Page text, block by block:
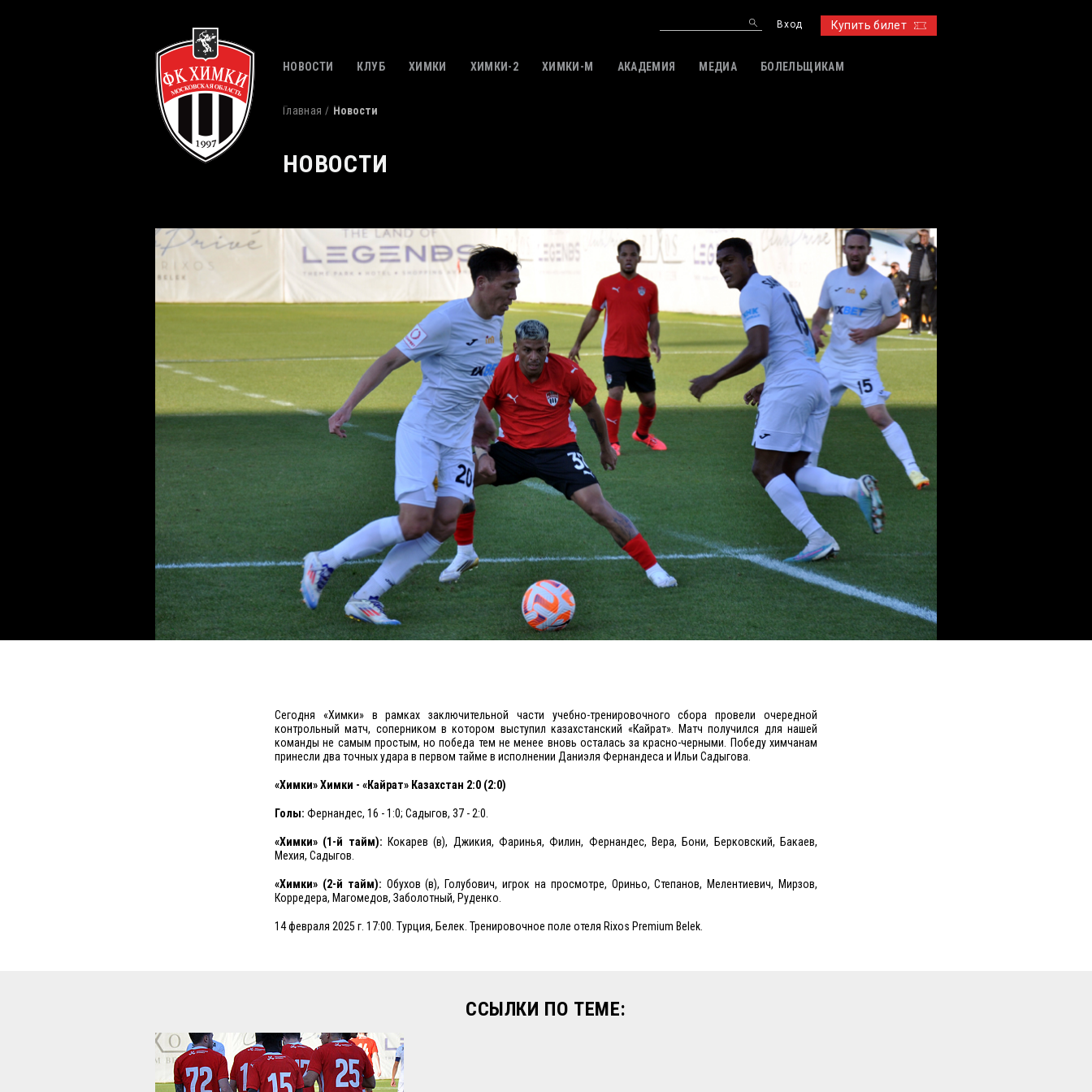
Купить билет
Вход
НОВОСТИ КЛУБ ХИМКИ ХИМКИ-2 ХИМКИ-M АКАДЕМИЯ МЕДИА БОЛЕЛЬЩИКАМ
Главная Новости
НОВОСТИ
Сегодня «Химки» в рамках заключительной части учебно-тренировочного сбора провели очередной
контрольный матч, соперником в котором выступил казахстанский «Кайрат». Матч получился для нашей
команды не самым простым, но победа тем не менее вновь осталась за красно-черными. Победу химчанам
принесли два точных удара в первом тайме в исполнении Даниэля Фернандеса и Ильи Садыгова.
«Химки» Химки - «Кайрат» Казахстан 2:0 (2:0)
Голы: Фернандес, 16 - 1:0; Садыгов, 37 - 2:0.
«Химки» (1-й тайм): Кокарев (в), Джикия, Фаринья, Филин, Фернандес, Вера, Бони, Берковский, Бакаев,
Мехия, Садыгов.
«Химки» (2-й тайм): Обухов (в), Голубович, игрок на просмотре, Ориньо, Степанов, Мелентиевич, Мирзов,
Корредера, Магомедов, Заболотный, Руденко.
14 февраля 2025 г. 17:00. Турция, Белек. Тренировочное поле отеля Rixos Premium Belek.
ССЫЛКИ ПО ТЕМЕ: